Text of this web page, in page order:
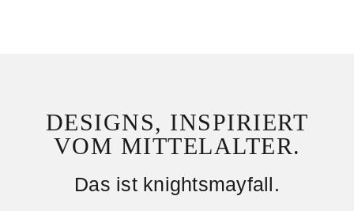
DESIGNS, INSPIRIERT
VOM MITTELALTER.
Das ist knightsmayfall.